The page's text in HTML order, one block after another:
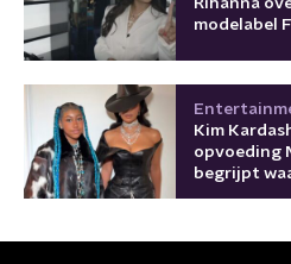
modelabel
Kim
opvoeding
begrijpt